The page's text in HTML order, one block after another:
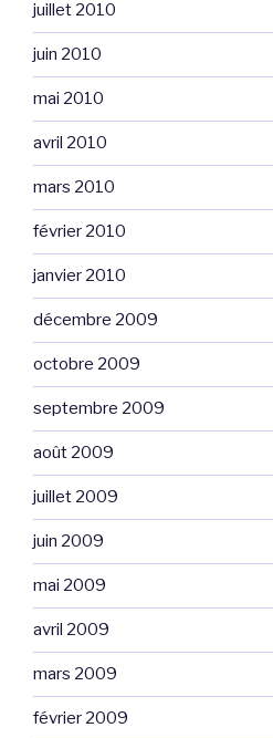
juillet 2010
juin 2010
mai 2010
avril 2010
mars 2010
février 2010
janvier 2010
décembre 2009
octobre 2009
septembre 2009
août 2009
juillet 2009
juin 2009
mai 2009
avril 2009
mars 2009
février 2009